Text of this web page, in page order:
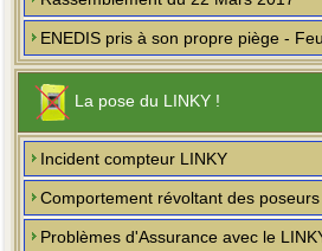
ENEDIS pris à son propre piège -
La pose du LINKY !
Incident compteur LINKY
Comportement révoltant des poseurs
Problèmes d'Assurance avec le